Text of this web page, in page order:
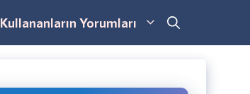
Kullananların Yorumları